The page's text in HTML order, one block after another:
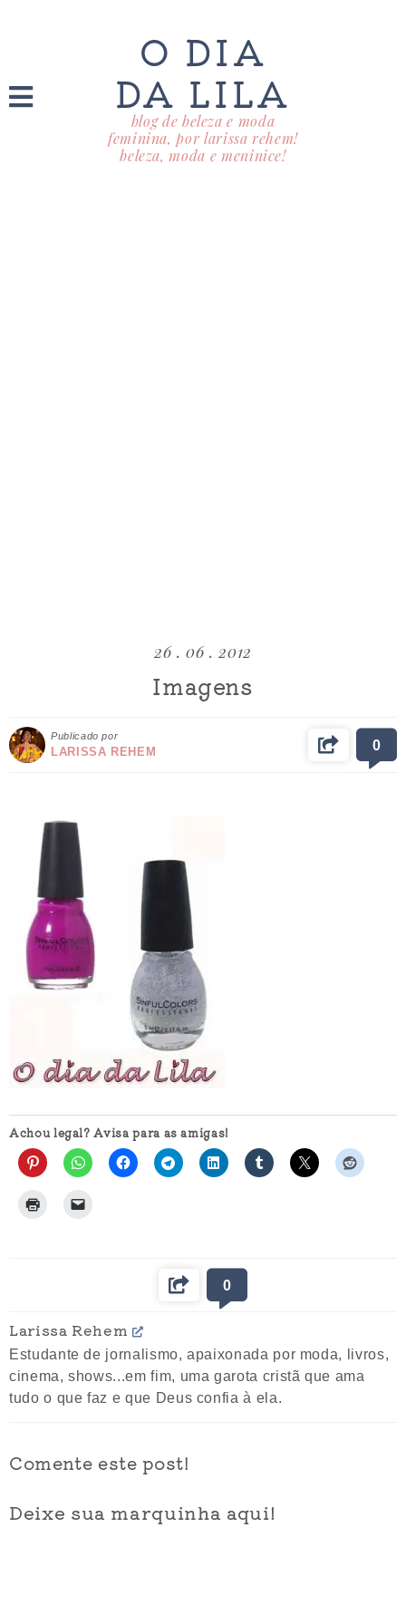
O DIA
DA LILA
blog de beleza e moda
feminina, por larissa rehem!
beleza, moda e meninice!
26 . 06 . 2012
Imagens
Publicado por
LARISSA REHEM 0
Achou legal? Avisa para as amigas!
0
Larissa Rehem
Estudante de jornalismo, apaixonada por moda, livros,
cinema, shows...em fim, uma garota cristã que ama
tudo o que faz e que Deus confia à ela.
Comente este post!
Deixe sua marquinha aqui!